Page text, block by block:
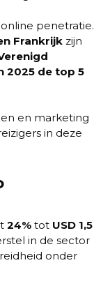
penetratie.
Frankrijk zijn
2025 de top 5
en marketing
in deze
24% tot USD 1,5
in de sector
onder